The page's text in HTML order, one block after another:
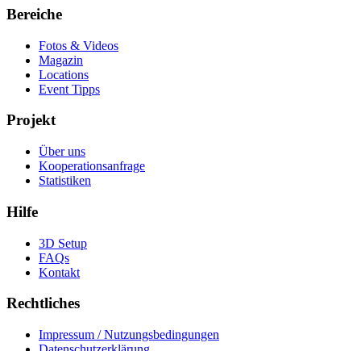
Bereiche
Fotos & Videos
Magazin
Locations
Event Tipps
Projekt
Über uns
Kooperationsanfrage
Statistiken
Hilfe
3D Setup
FAQs
Kontakt
Rechtliches
Impressum / Nutzungsbedingungen